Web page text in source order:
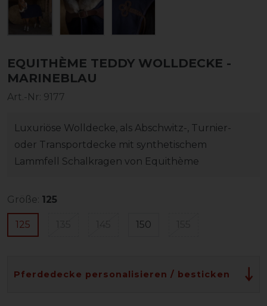
EQUITHÈME TEDDY WOLLDECKE -
MARINEBLAU
Art.-Nr: 9177
Luxuriöse Wolldecke, als Abschwitz-, Turnier-
oder Transportdecke mit synthetischem
Lammfell Schalkragen von Equithème
Größe: 125
125 150
Pferdedecke personalisieren / besticken